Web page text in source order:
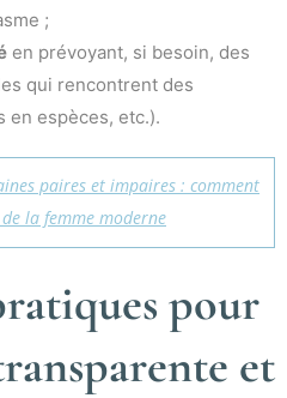
;
en prévoyant, si besoin, des
qui rencontrent des
en espèces, etc.).
paires et impaires : comment
la femme moderne
pour
et